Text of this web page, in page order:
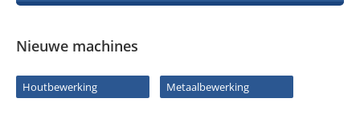
Nieuwe machines
Houtbewerking Metaalbewerking